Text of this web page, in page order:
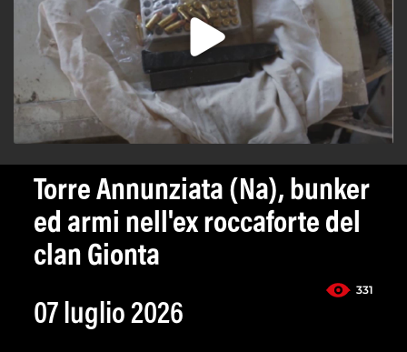
Torre Annunziata (Na), bunker
ed armi nell'ex roccaforte del
clan Gionta
331
07 luglio 2026